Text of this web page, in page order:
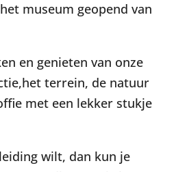
museum geopend van
en genieten van onze
terrein, de natuur
met een lekker stukje
wilt, dan kun je